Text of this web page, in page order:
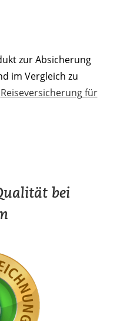
zur Absicherung
im Vergleich zu
Reiseversicherung für
bei